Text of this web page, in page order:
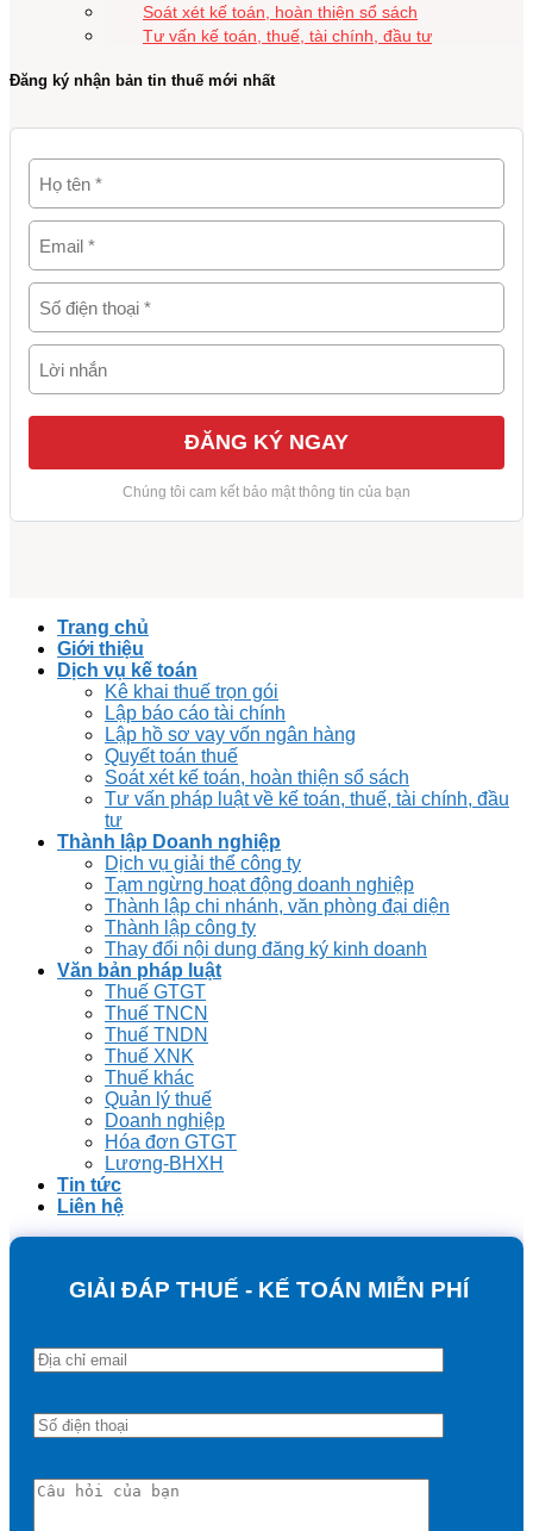
Soát xét kế toán, hoàn thiện sổ sách
Tư vấn kế toán, thuế, tài chính, đầu tư
Đăng ký nhận bản tin thuế mới nhất
Trang chủ
Giới thiệu
Dịch vụ kế toán
Kê khai thuế trọn gói
Lập báo cáo tài chính
Lập hồ sơ vay vốn ngân hàng
Quyết toán thuế
Soát xét kế toán, hoàn thiện sổ sách
Tư vấn pháp luật về kế toán, thuế, tài chính, đầu
tư
Thành lập Doanh nghiệp
Dịch vụ giải thể công ty
Tạm ngừng hoạt động doanh nghiệp
Thành lập chi nhánh, văn phòng đại diện
Thành lập công ty
Thay đổi nội dung đăng ký kinh doanh
Văn bản pháp luật
Thuế GTGT
Thuế TNCN
Thuế TNDN
Thuế XNK
Thuế khác
Quản lý thuế
Doanh nghiệp
Hóa đơn GTGT
Lương-BHXH
Tin tức
Liên hệ
GIẢI ĐÁP THUẾ - KẾ TOÁN MIỄN PHÍ